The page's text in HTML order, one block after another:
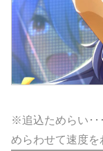
※追込ためらい･･
めらわせて速度を